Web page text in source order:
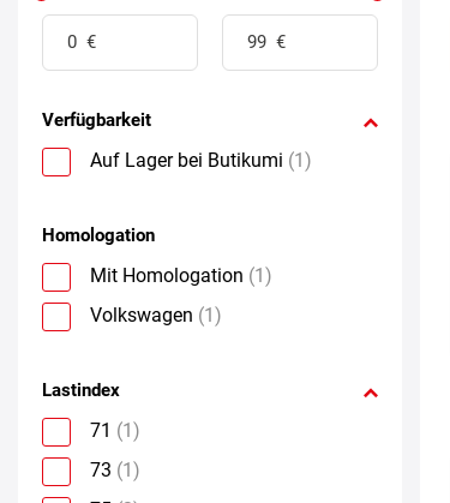
Verfügbarkeit
Auf Lager bei Butikumi (1)
Homologation
Mit Homologation (1)
Volkswagen (1)
Lastindex
71 (1)
73 (1)